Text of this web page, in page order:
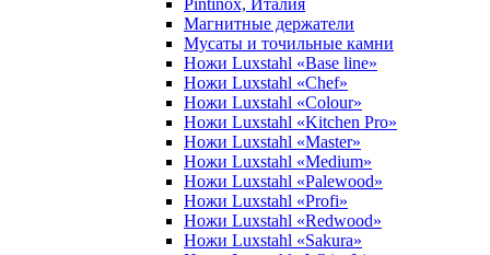
Pintinox, Италия
Магнитные держатели
Мусаты и точильные камни
Ножи Luxstahl «Base line»
Ножи Luxstahl «Chef»
Ножи Luxstahl «Colour»
Ножи Luxstahl «Kitchen Pro»
Ножи Luxstahl «Master»
Ножи Luxstahl «Medium»
Ножи Luxstahl «Palewood»
Ножи Luxstahl «Profi»
Ножи Luxstahl «Redwood»
Ножи Luxstahl «Sakura»